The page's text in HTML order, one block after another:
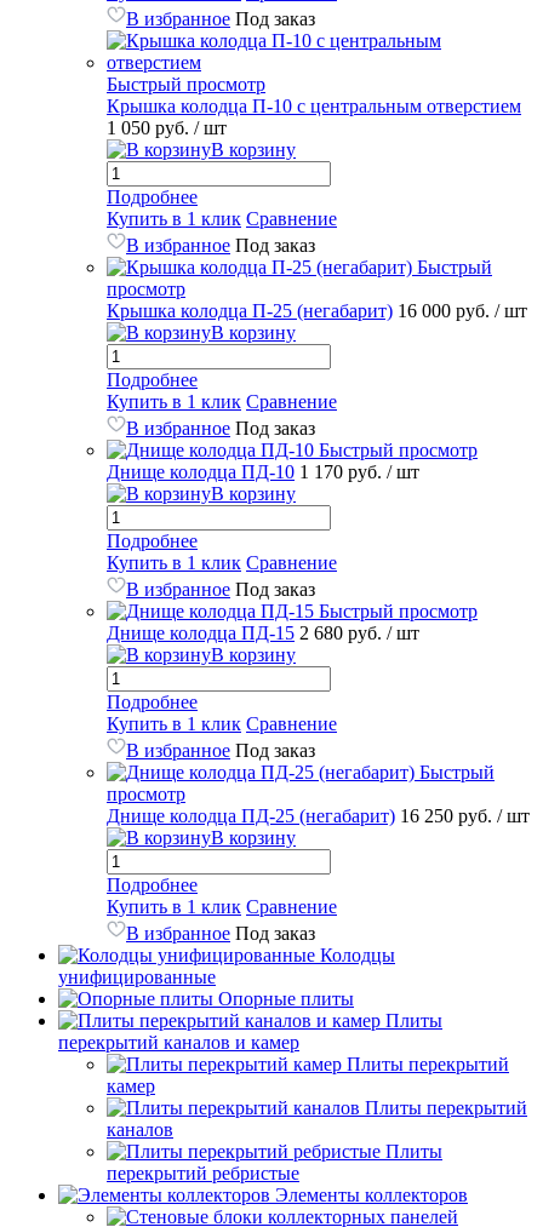
В избранное Под заказ
Быстрый просмотр
Крышка колодца П-10 с центральным отверстием
1 050 руб. / шт
В корзину
Подробнее
Купить в 1 клик Сравнение
В избранное Под заказ
Быстрый
просмотр
Крышка колодца П-25 (негабарит) 16 000 руб. / шт
В корзину
Подробнее
Купить в 1 клик Сравнение
В избранное Под заказ
Быстрый просмотр
Днище колодца ПД-10 1 170 руб. / шт
В корзину
Подробнее
Купить в 1 клик Сравнение
В избранное Под заказ
Быстрый просмотр
Днище колодца ПД-15 2 680 руб. / шт
В корзину
Подробнее
Купить в 1 клик Сравнение
В избранное Под заказ
Быстрый
просмотр
Днище колодца ПД-25 (негабарит) 16 250 руб. / шт
В корзину
Подробнее
Купить в 1 клик Сравнение
В избранное Под заказ
Колодцы
унифицированные
Опорные плиты
Плиты
перекрытий каналов и камер
Плиты перекрытий
камер
Плиты перекрытий
каналов
Плиты
перекрытий ребристые
Элементы коллекторов